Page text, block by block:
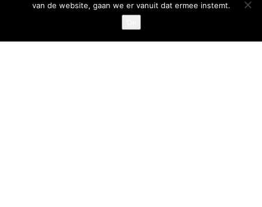
Cookiestatement
Belangrijke links
van de website, gaan we er vanuit dat ermee instemt.